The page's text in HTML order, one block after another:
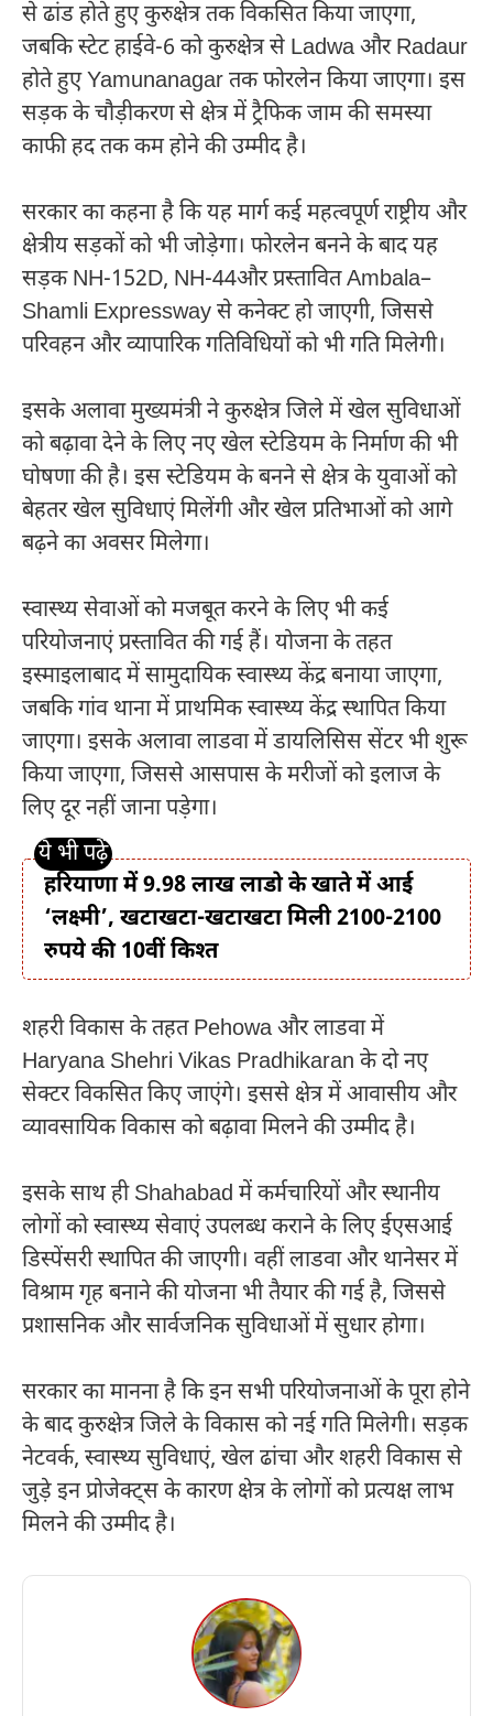
से ढांड होते हुए कुरुक्षेत्र तक विकसित किया जाएगा,
जबकि स्टेट हाईवे-6 को कुरुक्षेत्र से LadwaऔरRadaur
होते हुएYamunanagarतक फोरलेन किया जाएगा। इस
सड़क के चौड़ीकरण से क्षेत्र में ट्रैफिक जाम की समस्या
काफी हद तक कम होने की उम्मीद है।
सरकार का कहना है कि यह मार्ग कई महत्वपूर्ण राष्ट्रीय और
क्षेत्रीय सड़कों को भी जोड़ेगा। फोरलेन बनने के बाद यह
सड़कNH-152D, NH-44और प्रस्तावितAmbala–
Shamli Expresswayसे कनेक्ट हो जाएगी, जिससे
परिवहन और व्यापारिक गतिविधियों को भी गति मिलेगी।
इसके अलावा मुख्यमंत्री ने कुरुक्षेत्र जिले में खेल सुविधाओं
को बढ़ावा देने के लिए नए खेल स्टेडियम के निर्माण की भी
घोषणा की है। इस स्टेडियम के बनने से क्षेत्र के युवाओं को
बेहतर खेल सुविधाएं मिलेंगी और खेल प्रतिभाओं को आगे
बढ़ने का अवसर मिलेगा।
स्वास्थ्य सेवाओं को मजबूत करने के लिए भी कई
परियोजनाएं प्रस्तावित की गई हैं। योजना के तहत
इस्माइलाबाद में सामुदायिक स्वास्थ्य केंद्र बनाया जाएगा,
जबकि गांव थाना में प्राथमिक स्वास्थ्य केंद्र स्थापित किया
जाएगा। इसके अलावा लाडवा में डायलिसिस सेंटर भी शुरू
किया जाएगा, जिससे आसपास के मरीजों को इलाज के
लिए दूर नहीं जाना पड़ेगा।
हरियाणा में 9.98 लाख लाडो के खाते में आई
‘लक्ष्मी’, खटाखटा-खटाखटा मिली 2100-2100
रुपये की 10वीं किश्त
शहरी विकास के तहतPehowaऔर लाडवा में
Haryana Shehri Vikas Pradhikaran के दो नए
सेक्टर विकसित किए जाएंगे। इससे क्षेत्र में आवासीय और
व्यावसायिक विकास को बढ़ावा मिलने की उम्मीद है।
इसके साथ हीShahabad में कर्मचारियों और स्थानीय
लोगों को स्वास्थ्य सेवाएं उपलब्ध कराने के लिए ईएसआई
डिस्पेंसरी स्थापित की जाएगी। वहीं लाडवा और थानेसर में
विश्राम गृह बनाने की योजना भी तैयार की गई है, जिससे
प्रशासनिक और सार्वजनिक सुविधाओं में सुधार होगा।
सरकार का मानना है कि इन सभी परियोजनाओं के पूरा होने
के बाद कुरुक्षेत्र जिले के विकास को नई गति मिलेगी। सड़क
नेटवर्क, स्वास्थ्य सुविधाएं, खेल ढांचा और शहरी विकास से
जुड़े इन प्रोजेक्ट्स के कारण क्षेत्र के लोगों को प्रत्यक्ष लाभ
मिलने की उम्मीद है।